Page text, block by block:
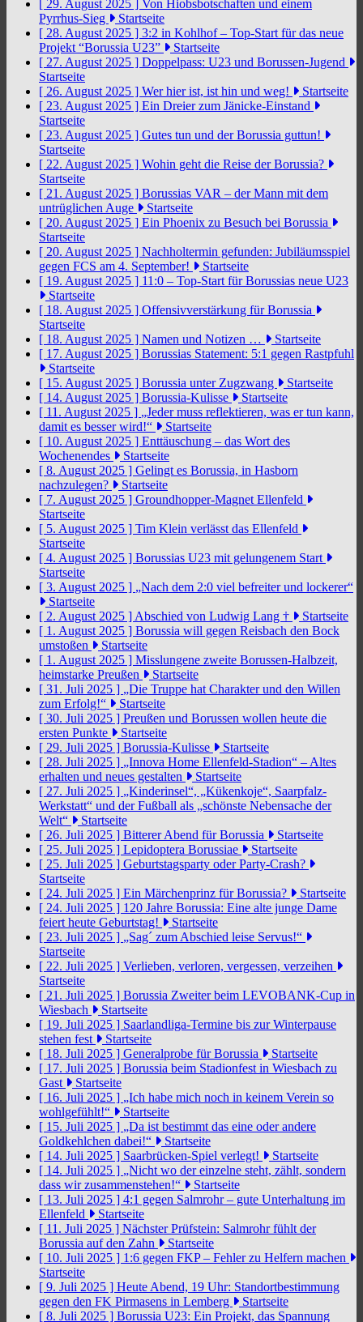
[ 29. August 2025 ] Von Hiobsbotschaften und einem
Pyrrhus-Sieg
Startseite
[ 28. August 2025 ] 3:2 in Kohlhof – Top-Start für das neue
Projekt “Borussia U23”
Startseite
[ 27. August 2025 ] Doppelpass: U23 und Borussen-Jugend
Startseite
[ 26. August 2025 ] Wer hier ist, ist hin und weg!
Startseite
[ 23. August 2025 ] Ein Dreier zum Jänicke-Einstand
Startseite
[ 23. August 2025 ] Gutes tun und der Borussia guttun!
Startseite
[ 22. August 2025 ] Wohin geht die Reise der Borussia?
Startseite
[ 21. August 2025 ] Borussias VAR – der Mann mit dem
untrüglichen Auge
Startseite
[ 20. August 2025 ] Ein Phoenix zu Besuch bei Borussia
Startseite
[ 20. August 2025 ] Nachholtermin gefunden: Jubiläumsspiel
gegen FCS am 4. September!
Startseite
[ 19. August 2025 ] 11:0 – Top-Start für Borussias neue U23
Startseite
[ 18. August 2025 ] Offensivverstärkung für Borussia
Startseite
[ 18. August 2025 ] Namen und Notizen …
Startseite
[ 17. August 2025 ] Borussias Statement: 5:1 gegen Rastpfuhl
Startseite
[ 15. August 2025 ] Borussia unter Zugzwang
Startseite
[ 14. August 2025 ] Borussia-Kulisse
Startseite
[ 11. August 2025 ] „Jeder muss reflektieren, was er tun kann,
damit es besser wird!“
Startseite
[ 10. August 2025 ] Enttäuschung – das Wort des
Wochenendes
Startseite
[ 8. August 2025 ] Gelingt es Borussia, in Hasborn
nachzulegen?
Startseite
[ 7. August 2025 ] Groundhopper-Magnet Ellenfeld
Startseite
[ 5. August 2025 ] Tim Klein verlässt das Ellenfeld
Startseite
[ 4. August 2025 ] Borussias U23 mit gelungenem Start
Startseite
[ 3. August 2025 ] „Nach dem 2:0 viel befreiter und lockerer“
Startseite
[ 2. August 2025 ] Abschied von Ludwig Lang †
Startseite
[ 1. August 2025 ] Borussia will gegen Reisbach den Bock
umstoßen
Startseite
[ 1. August 2025 ] Misslungene zweite Borussen-Halbzeit,
heimstarke Preußen
Startseite
[ 31. Juli 2025 ] „Die Truppe hat Charakter und den Willen
zum Erfolg!“
Startseite
[ 30. Juli 2025 ] Preußen und Borussen wollen heute die
ersten Punkte
Startseite
[ 29. Juli 2025 ] Borussia-Kulisse
Startseite
[ 28. Juli 2025 ] „Innova Home Ellenfeld-Stadion“ – Altes
erhalten und neues gestalten
Startseite
[ 27. Juli 2025 ] „Kinderinsel“, „Kükenkoje“, Saarpfalz-
Werkstatt“ und der Fußball als „schönste Nebensache der
Welt“
Startseite
[ 26. Juli 2025 ] Bitterer Abend für Borussia
Startseite
[ 25. Juli 2025 ] Lepidoptera Borussiae
Startseite
[ 25. Juli 2025 ] Geburtstagsparty oder Party-Crash?
Startseite
[ 24. Juli 2025 ] Ein Märchenprinz für Borussia?
Startseite
[ 24. Juli 2025 ] 120 Jahre Borussia: Eine alte junge Dame
feiert heute Geburtstag!
Startseite
[ 23. Juli 2025 ] „Sag´ zum Abschied leise Servus!“
Startseite
[ 22. Juli 2025 ] Verlieben, verloren, vergessen, verzeihen
Startseite
[ 21. Juli 2025 ] Borussia Zweiter beim LEVOBANK-Cup in
Wiesbach
Startseite
[ 19. Juli 2025 ] Saarlandliga-Termine bis zur Winterpause
stehen fest
Startseite
[ 18. Juli 2025 ] Generalprobe für Borussia
Startseite
[ 17. Juli 2025 ] Borussia beim Stadionfest in Wiesbach zu
Gast
Startseite
[ 16. Juli 2025 ] „Ich habe mich noch in keinem Verein so
wohlgefühlt!“
Startseite
[ 15. Juli 2025 ] „Da ist bestimmt das eine oder andere
Goldkehlchen dabei!“
Startseite
[ 14. Juli 2025 ] Saarbrücken-Spiel verlegt!
Startseite
[ 14. Juli 2025 ] „Nicht wo der einzelne steht, zählt, sondern
dass wir zusammenstehen!“
Startseite
[ 13. Juli 2025 ] 4:1 gegen Salmrohr – gute Unterhaltung im
Ellenfeld
Startseite
[ 11. Juli 2025 ] Nächster Prüfstein: Salmrohr fühlt der
Borussia auf den Zahn
Startseite
[ 10. Juli 2025 ] 1:6 gegen FKP – Fehler zu Helfern machen
Startseite
[ 9. Juli 2025 ] Heute Abend, 19 Uhr: Standortbestimmung
gegen den FK Pirmasens in Lemberg
Startseite
[ 8. Juli 2025 ] Borussia U23: Ein Projekt, das Spannung